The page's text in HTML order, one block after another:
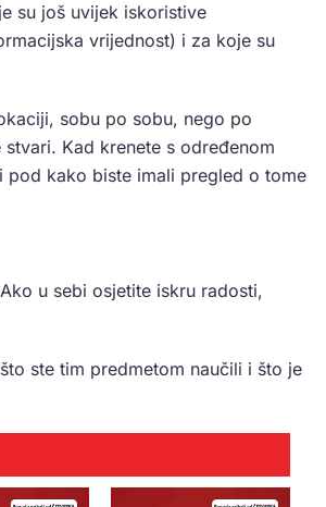
su još uvijek iskoristive
vrijednost) i za koje su
sobu po sobu, nego po
Kad krenete s određenom
kako biste imali pregled o tome
u sebi osjetite iskru radosti,
ste tim predmetom naučili i što je